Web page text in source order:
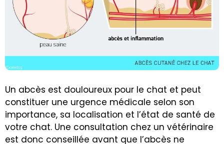
Un abcès est douloureux pour le chat et peut
constituer une urgence médicale selon son
importance, sa localisation et l’état de santé de
votre chat. Une consultation chez un vétérinaire
est donc conseillée avant que l’abcès ne